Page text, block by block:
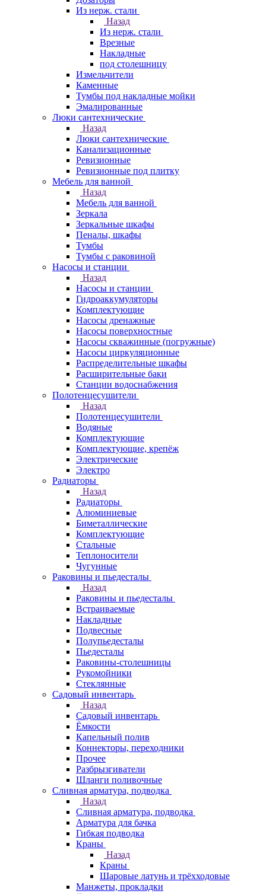
Из нерж. стали
Назад
Из нерж. стали
Врезные
Накладные
под столешницу
Измельчители
Каменные
Тумбы под накладные мойки
Эмалированные
Люки сантехнические
Назад
Люки сантехнические
Канализационные
Ревизионные
Ревизионные под плитку
Мебель для ванной
Назад
Мебель для ванной
Зеркала
Зеркальные шкафы
Пеналы, шкафы
Тумбы
Тумбы с раковиной
Насосы и станции
Назад
Насосы и станции
Гидроаккумуляторы
Комплектующие
Насосы дренажные
Насосы поверхностные
Насосы скважинные (погружные)
Насосы циркуляционные
Распределительные шкафы
Расширительные баки
Станции водоснабжения
Полотенцесушители
Назад
Полотенцесушители
Водяные
Комплектующие
Комплектующие, крепёж
Электрические
Электро
Радиаторы
Назад
Радиаторы
Алюминиевые
Биметаллические
Комплектующие
Стальные
Теплоносители
Чугунные
Раковины и пьедесталы
Назад
Раковины и пьедесталы
Встраиваемые
Накладные
Подвесные
Полупьедесталы
Пьедесталы
Раковины-столешницы
Рукомойники
Стеклянные
Садовый инвентарь
Назад
Садовый инвентарь
Ёмкости
Капельный полив
Коннекторы, переходники
Прочее
Разбрызгиватели
Шланги поливочные
Сливная арматура, подводка
Назад
Сливная арматура, подводка
Арматура для бачка
Гибкая подводка
Краны
Назад
Краны
Шаровые латунь и трёхходовые
Манжеты, прокладки